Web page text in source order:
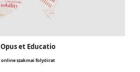
Opus et Educatio
online szakmai folyóirat